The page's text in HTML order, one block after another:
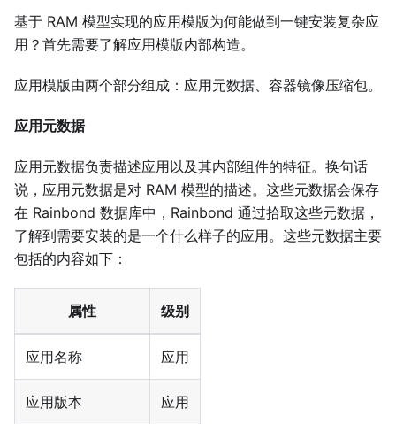
基于 RAM 模型实现的应用模版为何能做到一键安装复杂应
用？首先需要了解应用模版内部构造。
应用模版由两个部分组成：应用元数据、容器镜像压缩包。
应用元数据
应用元数据负责描述应用以及其内部组件的特征。换句话
说，应用元数据是对 RAM 模型的描述。这些元数据会保存
在 Rainbond 数据库中，Rainbond 通过拾取这些元数据，
了解到需要安装的是一个什么样子的应用。这些元数据主要
包括的内容如下：
属性 级别
应用名称 应用
应用版本 应用